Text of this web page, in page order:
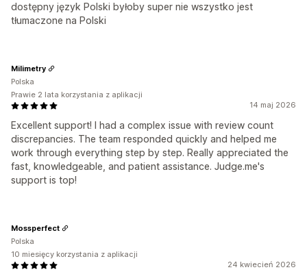
dostępny język Polski byłoby super nie wszystko jest
tłumaczone na Polski
14 maj 2026
Excellent support! I had a complex issue with review count
discrepancies. The team responded quickly and helped me
work through everything step by step. Really appreciated the
fast, knowledgeable, and patient assistance. Judge.me's
support is top!
Milimetry
Polska
Prawie 2 lata korzystania z aplikacji
24 kwiecień 2026
Mossperfect
Polska
10 miesięcy korzystania z aplikacji